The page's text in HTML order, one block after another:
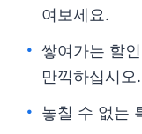
여보세요.
쌓여가는 할
만끽하십시오.
놓칠 수 없는